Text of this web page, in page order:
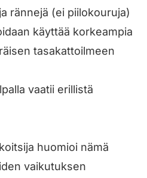
rännejä (ei piilokouruja)
käyttää korkeampia
tasakattoilmeen
vaatii erillistä
huomioi nämä
vaikutuksen